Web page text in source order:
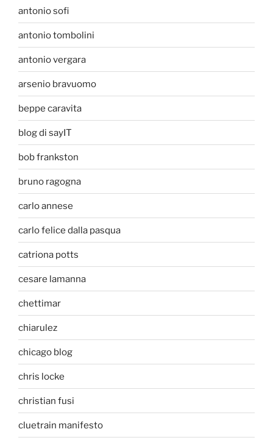
antonio sofi
antonio tombolini
antonio vergara
arsenio bravuomo
beppe caravita
blog di sayIT
bob frankston
bruno ragogna
carlo annese
carlo felice dalla pasqua
catriona potts
cesare lamanna
chettimar
chiarulez
chicago blog
chris locke
christian fusi
cluetrain manifesto